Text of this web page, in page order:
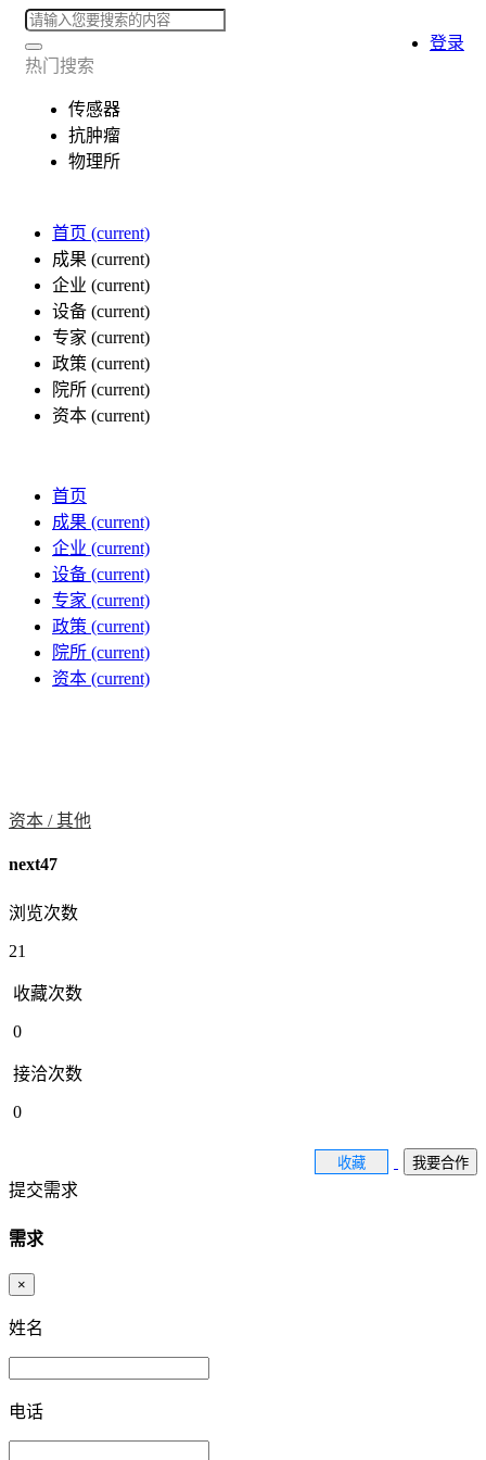
热门搜索
传感器
抗肿瘤
物理所
首页 (current)
成果 (current)
企业 (current)
设备 (current)
专家 (current)
政策 (current)
院所 (current)
资本 (current)
登录
首页
成果 (current)
企业 (current)
设备 (current)
专家 (current)
政策 (current)
院所 (current)
资本 (current)
资本 /其他
next47
浏览次数
21
收藏次数
0
接洽次数
0
收藏 我要合作
提交需求
需求
×
姓名
电话